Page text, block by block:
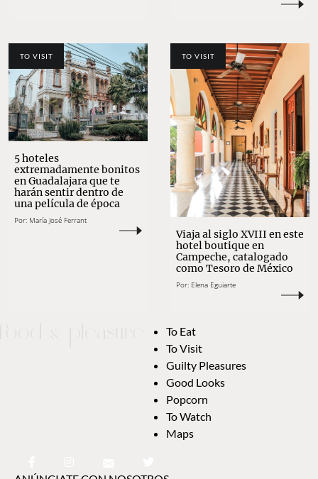
TO VISIT
5 hoteles
extremadamente bonitos
en Guadalajara que te
harán sentir dentro de
una película de época
Por: María José Ferrant
TO VISIT
Viaja al siglo XVIII en este
hotel boutique en
Campeche, catalogado
como Tesoro de México
Por: Elena Eguiarte
To Eat
To Visit
Guilty Pleasures
Good Looks
Popcorn
To Watch
Maps